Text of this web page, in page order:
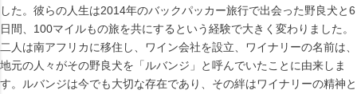
した。彼らの人生は2014年のバックパッカー旅行で出会った野良犬と6
日間、100マイルもの旅を共にするという経験で大きく変わりました。
二人は南アフリカに移住し、ワイン会社を設立、ワイナリーの名前は、
地元の人々がその野良犬を「ルバンジ」と呼んでいたことに由来しま
す。ルバンジは今でも大切な存在であり、その絆はワイナリーの精神と